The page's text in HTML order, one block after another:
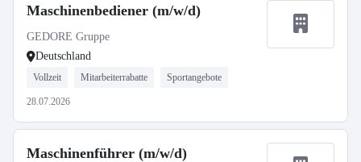
Maschinenbediener (m/w/d)
GEDORE Gruppe
Deutschland
Vollzeit Mitarbeiterrabatte Sportangebote
28.07.2026
Maschinenführer (m/w/d)